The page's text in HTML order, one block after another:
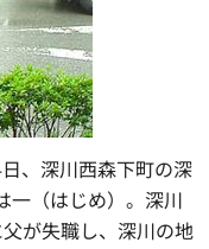
、深川西森下町の深
一（はじめ）。深川
が失職し、深川の地